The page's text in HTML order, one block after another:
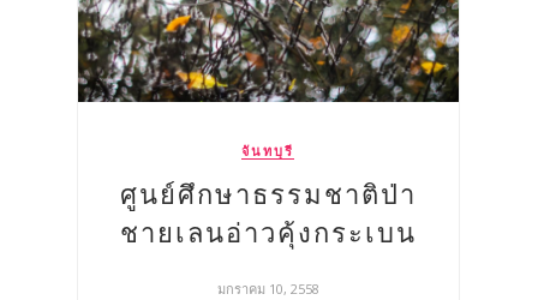
จันทบุรี
ศูนย์ศึกษาธรรมชาติป่า
ชายเลนอ่าวคุ้งกระเบน
มกราคม 10, 2558